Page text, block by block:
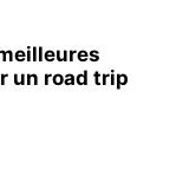
un road trip